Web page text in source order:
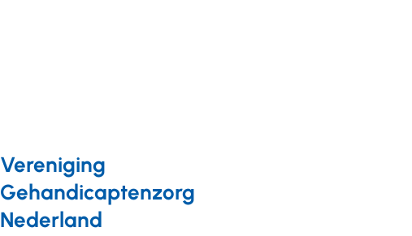
maar wel
vastlopen?
Abrona
richt poli’s
Vereniging
Gehandicaptenzorg
Nederland